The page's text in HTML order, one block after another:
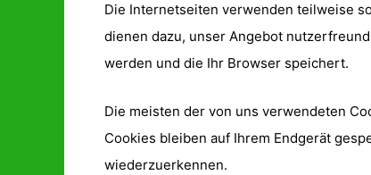
Die Internetseiten verwenden teilweise
dienen dazu, unser Angebot
werden und die Ihr Browser speichert.
Die meisten der von uns verwendeten
Cookies bleiben auf Ihrem Endgerät
wiederzuerkennen.